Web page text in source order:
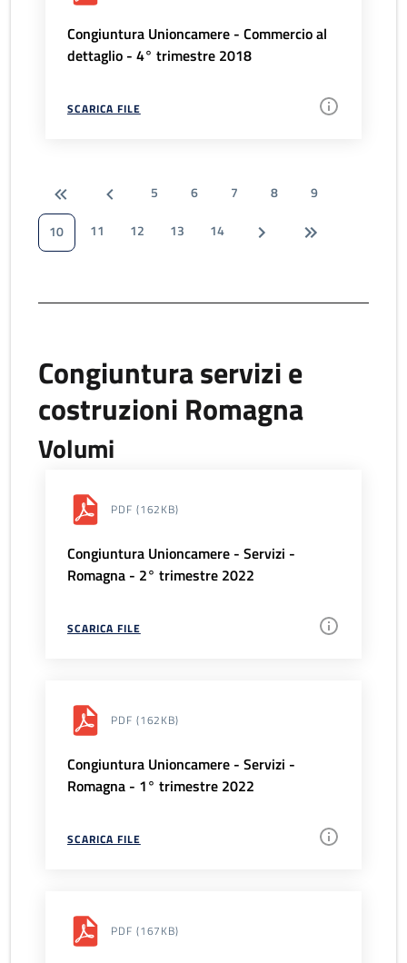
Congiuntura Unioncamere - Commercio al
dettaglio - 4° trimestre 2018
SCARICA FILE
5 6 7 8
9
10
11 12 13 14
Congiuntura servizi e
costruzioni Romagna
Volumi
PDF (162KB)
Congiuntura Unioncamere - Servizi -
Romagna - 2° trimestre 2022
SCARICA FILE
PDF (162KB)
Congiuntura Unioncamere - Servizi -
Romagna - 1° trimestre 2022
SCARICA FILE
PDF (167KB)